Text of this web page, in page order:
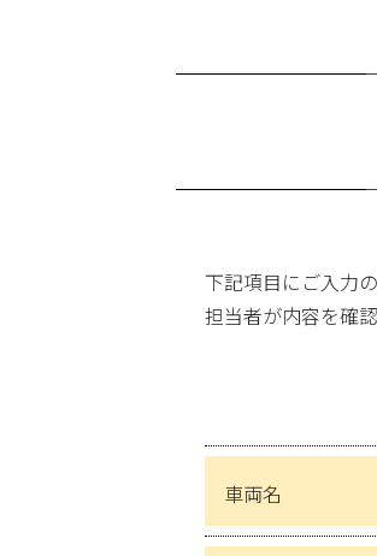
下記項目にご入力
担当者が内容を確
車両名